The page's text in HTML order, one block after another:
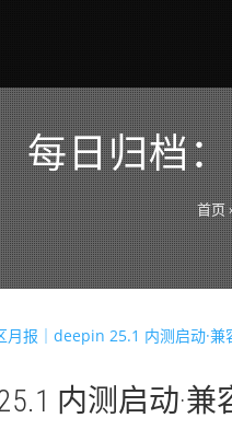
每日归档
首页›
内测启动·